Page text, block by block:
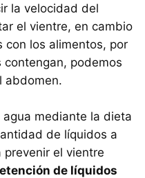
la velocidad del
el vientre, en cambio
con los alimentos, por
contengan, podemos
abdomen.
agua mediante la dieta
de líquidos a
el vientre
de líquidos